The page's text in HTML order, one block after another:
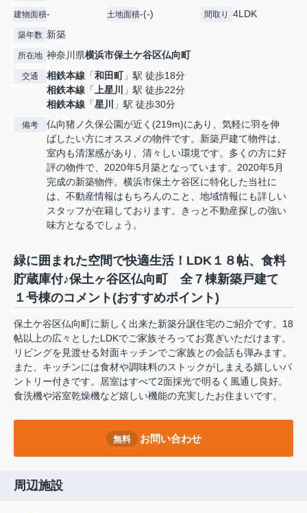
建物面積- 土地面積-(-) 間取り 4LDK
築年数 新築
所在地 神奈川県横浜市保土ケ谷区仏向町
交通 相鉄本線 「和田町」駅 徒歩18分
相鉄本線 「上星川
」駅 徒歩22分
相鉄本線 「星川 」駅 徒歩30分
備考
仏向猪ノ久保公園が近く(219m)にあり、気軽に羽を伸
ばしたい方にオススメの物件です。新築戸建て物件は、
室内も清潔感があり、清々しい環境です。多くの方に好
評の物件で、2020年5月築となっています。2020年5月
完成の新築物件。横浜市保土ケ谷区に特化した当社に
は、不動産情報はもちろんのこと、地域情報にも詳しい
スタッフが在籍しております。きっと不動産探しの強い
味方となるでしょう。
緑に囲まれた空間で快適生活！LDK１８帖、食料
貯蔵庫付♪保土ヶ谷区仏向町 全７棟新築戸建て
１号棟のコメント(おすすめポイント)
保土ケ谷区仏向町に新しく出来た新築分譲住宅のご紹介です。18
帖以上の広々としたLDKでご家族そろってお寛ぎいただけます。
リビングを見渡せる対面キッチンでご家族との会話も弾みます。
また、キッチンには食材や調味料のストックがしまえる嬉しいパ
ントリー付きです。居室はすべて2面採光で明るく風通し良好。
食洗機や浴室乾燥機など嬉しい機能の充実したお住まいです。
無料 お問い合わせ
周辺施設